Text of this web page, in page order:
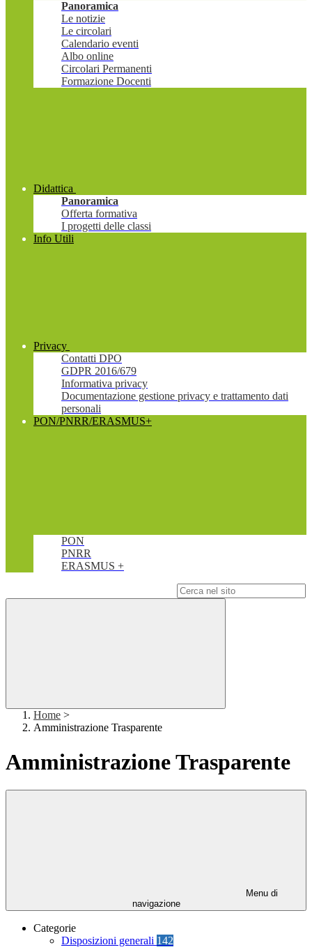
Panoramica
Le notizie
Le circolari
Calendario eventi
Albo online
Circolari Permanenti
Formazione Docenti
Didattica
Panoramica
Offerta formativa
I progetti delle classi
Info Utili
Privacy
Contatti DPO
GDPR 2016/679
Informativa privacy
Documentazione gestione privacy e trattamento dati
personali
PON/PNRR/ERASMUS+
PON
PNRR
ERASMUS +
Home >
Amministrazione Trasparente
Amministrazione Trasparente
Menu di
navigazione
Categorie
Disposizioni generali 142